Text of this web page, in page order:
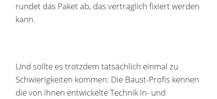
rundet das Paket ab, das vertraglich fixiert werden
kann.
Und sollte es trotzdem tatsächlich einmal zu
Schwierigkeiten kommen: Die Baust-Profis kennen
die von ihnen entwickelte Technik in- und